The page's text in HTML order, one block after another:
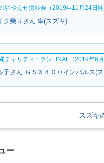
駅やえせ撮影会（2019年11月24日開
ク乗りさん:隼(スズキ)
チャリティーランFINAL（2019年6月
子さん:ＧＳＸ４００インパルス(
スズキ
ー